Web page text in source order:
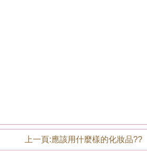
上一頁:應該用什麼樣的化妝品??